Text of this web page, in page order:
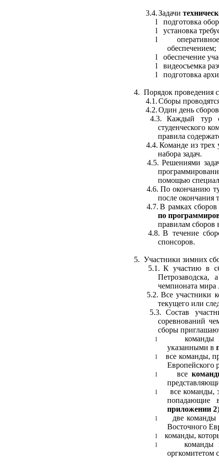
3.4.Задачи
l
подготовка
l
установка
l
обеспечением;
l
обеспечение
l
видеосъемка
l
подготовка
4. Порядок проведения
4.1.Сборы
4.2.Один день
4.3.
Каждый тур
студенческого
правила
4.4. Команде из трех
набора задач.
4.5. Решениями
помощью
4.6. По окончанию
после окончания
4.7. В рамках
по
правилам сборов
4.8. В течение
спонсоров.
5. Участники зимних
5.1. К участию в
чемпионата мира
5.2. Всеучастники
текущего или
5.3. Состав
соревнований
сборы
l
команды
указанными в
l
все команды,
Европейского
l все
l
все команды,
попадающие
приложении 2
l две команды
Восточного
l команды,
l команды
оргкомитетом